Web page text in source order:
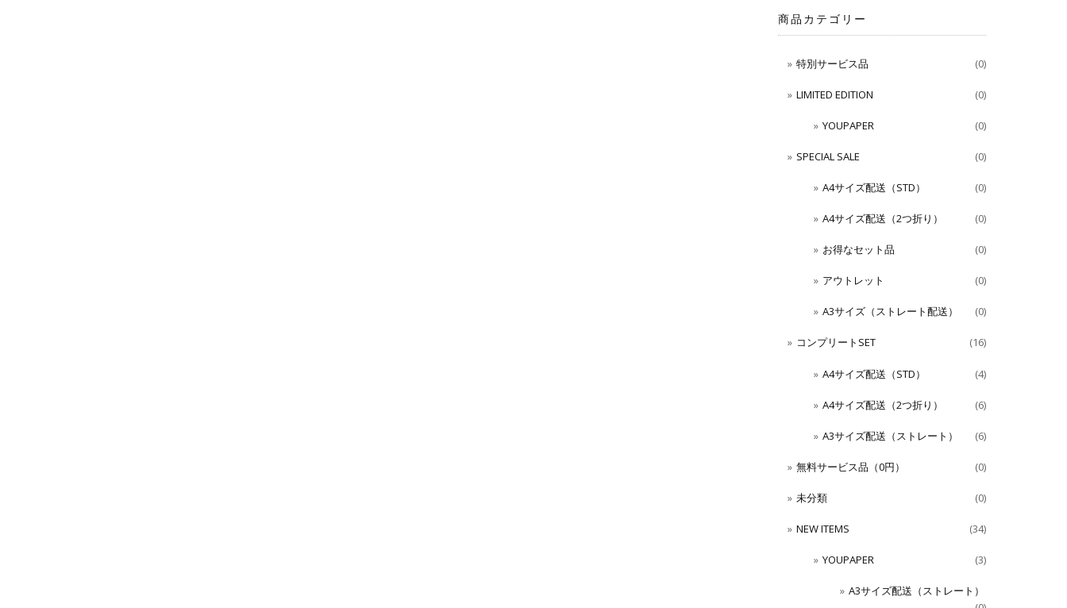
商品カテゴリー
特別サービス品 (0)
LIMITED EDITION (0)
YOUPAPER (0)
SPECIAL SALE (0)
A4サイズ配送（STD） (0)
A4サイズ配送（2つ折り） (0)
お得なセット品 (0)
アウトレット (0)
A3サイズ（ストレート配送） (0)
コンプリートSET (16)
A4サイズ配送（STD） (4)
A4サイズ配送（2つ折り） (6)
A3サイズ配送（ストレート） (6)
無料サービス品（0円） (0)
未分類 (0)
NEW ITEMS (34)
YOUPAPER (3)
A3サイズ配送（ストレート）